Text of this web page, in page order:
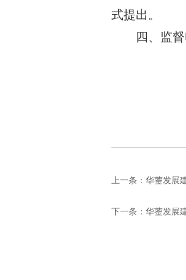
式提出。
四、监
上一条：华蓥发展
下一条：华蓥发展